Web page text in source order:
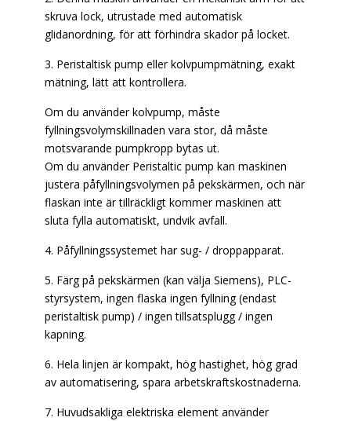
skruva lock, utrustade med automatisk
glidanordning, för att förhindra skador på locket.
3. Peristaltisk pump eller kolvpumpmätning, exakt
mätning, lätt att kontrollera.
Om du använder kolvpump, måste
fyllningsvolymskillnaden vara stor, då måste
motsvarande pumpkropp bytas ut.
Om du använder Peristaltic pump kan maskinen
justera påfyllningsvolymen på pekskärmen, och när
flaskan inte är tillräckligt kommer maskinen att
sluta fylla automatiskt, undvik avfall.
4. Påfyllningssystemet har sug- / droppapparat.
5. Färg på pekskärmen (kan välja Siemens), PLC-
styrsystem, ingen flaska ingen fyllning (endast
peristaltisk pump) / ingen tillsatsplugg / ingen
kapning.
6. Hela linjen är kompakt, hög hastighet, hög grad
av automatisering, spara arbetskraftskostnaderna.
7. Huvudsakliga elektriska element använder